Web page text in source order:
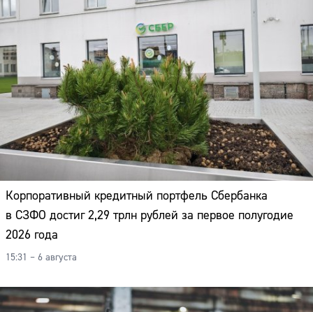
Корпоративный кредитный портфель Сбербанка
в СЗФО достиг 2,29 трлн рублей за первое полугодие
2026 года
15:31 – 6 августа